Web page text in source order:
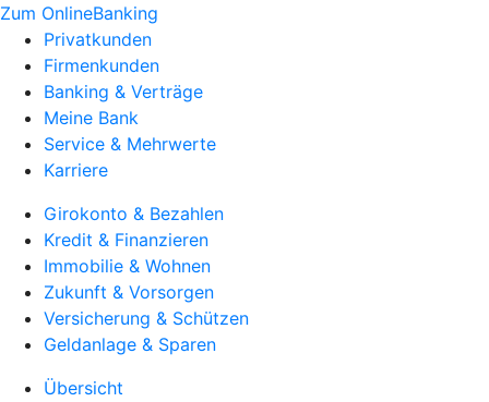
Zum OnlineBanking
Privatkunden
Firmenkunden
Banking & Verträge
Meine Bank
Service & Mehrwerte
Karriere
Girokonto & Bezahlen
Kredit & Finanzieren
Immobilie & Wohnen
Zukunft & Vorsorgen
Versicherung & Schützen
Geldanlage & Sparen
Übersicht